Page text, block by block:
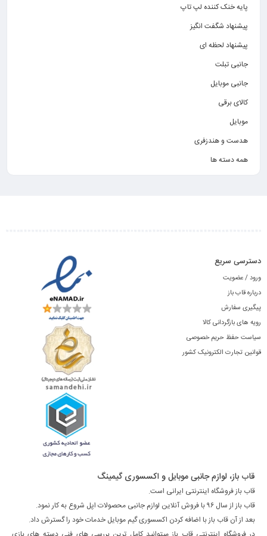
پایه خنک کننده لپ تاپ
پیشنهاد شگفت انگیز
پیشنهاد لحظه ای
جانبی تبلت
جانبی موبایل
کالای برقی
موبایل
هدست و هندزفری
همه دسته ها
دسترسی سریع
ورود / عضویت
درباره قاب باز
پیگیری سفارش
رویه های بازگردانی کالا
سیاست حفظ حریم خصوصی
قوانین تجارت الکترونیک کشور
قاب باز، لوازم جانبی موبایل و اکسسوری گیمینگ
قاب باز فروشگاه اینترنتی ایرانی است.
قاب باز از سال ۹۶ با فروش آنلاین لوازم جانبی محصولات اپل شروع به کار نمود.
بعد از آن قاب باز با اضافه کردن اکسسوری گیم موبایل خدمات خود را گسترش داد.